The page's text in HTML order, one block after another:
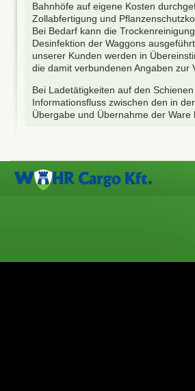
Bahnhöfe auf eigene Kosten
Zollabfertigung und
Bei Bedarf kann die
Desinfektion der Waggons
unserer Kunden werden in
die damit verbundenen Angaben zur
Bei Ladetätigkeiten auf den
Informationsfluss zwischen den in
Übergabe und Übernahme der Ware